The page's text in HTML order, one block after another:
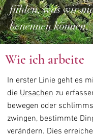
fühlen, was wir
benennen können.
Wie ich arbeite
In erster Linie geht es
die Ursachen zu
bewegen oder
zwingen, bestimmte
verändern. Dies